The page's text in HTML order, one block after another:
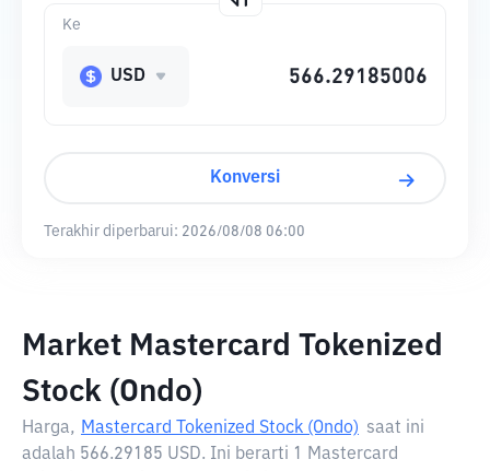
Ke
USD
Konversi
Terakhir diperbarui: 2026/08/08 06:00
Market Mastercard Tokenized
Stock (Ondo)
Harga, Mastercard Tokenized Stock (Ondo) saat ini
adalah 566.29185 USD. Ini berarti 1 Mastercard